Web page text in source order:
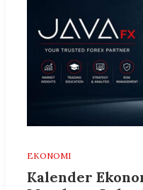
EKONOMI
Kalender